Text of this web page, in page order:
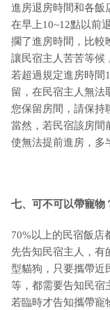
進房退房時間和各飯
在早上10~12點以前
擱了進房時間，比較
讓民宿主人苦苦等候
若超過規定進房時間
留，在民宿主人無法
您保留房間，請保持
當然，若民宿該房間
使無法提前進房，多
七、可不可以帶寵物
70%以上的民宿飯店
先告知民宿主人，有
型貓狗，只要攜帶近
等，都需要告知民宿
若臨時才告知攜帶寵